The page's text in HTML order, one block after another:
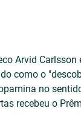
Arvid Carlsson
como o
no
recebeu o